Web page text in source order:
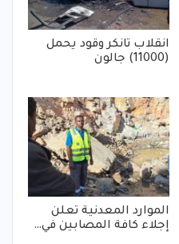
انقلاب تانكر وقود يحمل
(11000) جالون
الموارد المعدنية تعلن
إجلاء كافة المصابين في…